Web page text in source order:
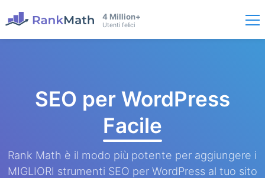
4 Million+
Utenti felici
SEO per WordPress
Facile
Rank Math è il modo più potente per aggiungere i
MIGLIORI strumenti SEO per WordPress al tuo sito